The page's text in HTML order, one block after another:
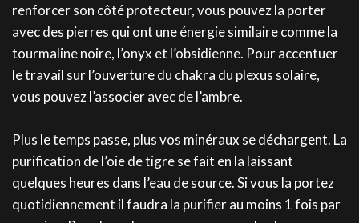
renforcer son côté protecteur, vous pouvez la porter
avec des pierres qui ont une énergie similaire comme la
tourmaline noire, l’onyx et l’obsidienne. Pour accentuer
le travail sur l’ouverture du chakra du plexus solaire,
vous pouvez l’associer avec de l’ambre.
Plus le temps passe, plus vos minéraux se déchargent. La
purification de l’oie de tigre se fait en la laissant
quelques heures dans l’eau de source. Si vous la portez
quotidiennement il faudra la purifier au moins 1 fois par